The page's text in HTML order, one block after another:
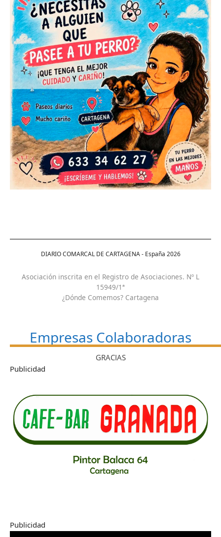
DIARIO COMARCAL DE CARTAGENA - España 2026
Asociación inscrita en el Registro de Asociaciones. Nº L
15949/1ª
¿Dónde Comemos? Cartagena
Empresas Colaboradoras
GRACIAS
Publicidad
Publicidad